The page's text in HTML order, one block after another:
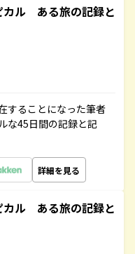
カル ある旅の記録と
することになった筆者
な45日間の記録と記
詳細を見る
カル ある旅の記録と